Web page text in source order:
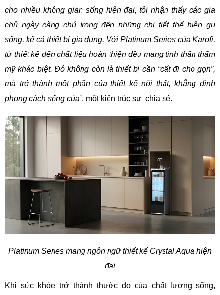
cho nhiều không gian sống hiện đại, tôi nhận thấy các gia
chủ ngày càng chú trọng đến những chi tiết thể hiện gu
sống, kể cả thiết bị gia dụng. Với Platinum Series của Karofi,
từ thiết kế đến chất liệu hoàn thiện đều mang tinh thần thẩm
mỹ khác biệt. Đó không còn là thiết bị cần “cất đi cho gọn”,
mà trở thành một phần của thiết kế nội thất, khẳng định
phong cách sống của”, một kiến trúc sư chia sẻ.
Platinum Series mang ngôn ngữ thiết kế Crystal Aqua hiện
đại
Khi sức khỏe trở thành thước đo của chất lượng sống,